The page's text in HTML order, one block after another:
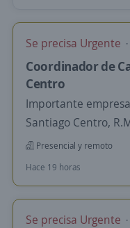
Se precisa Urgente
Coordinador de
Centro
Importante
Santiago Centro,
Presencial y remoto
Hace 19 horas
Se precisa Urgente